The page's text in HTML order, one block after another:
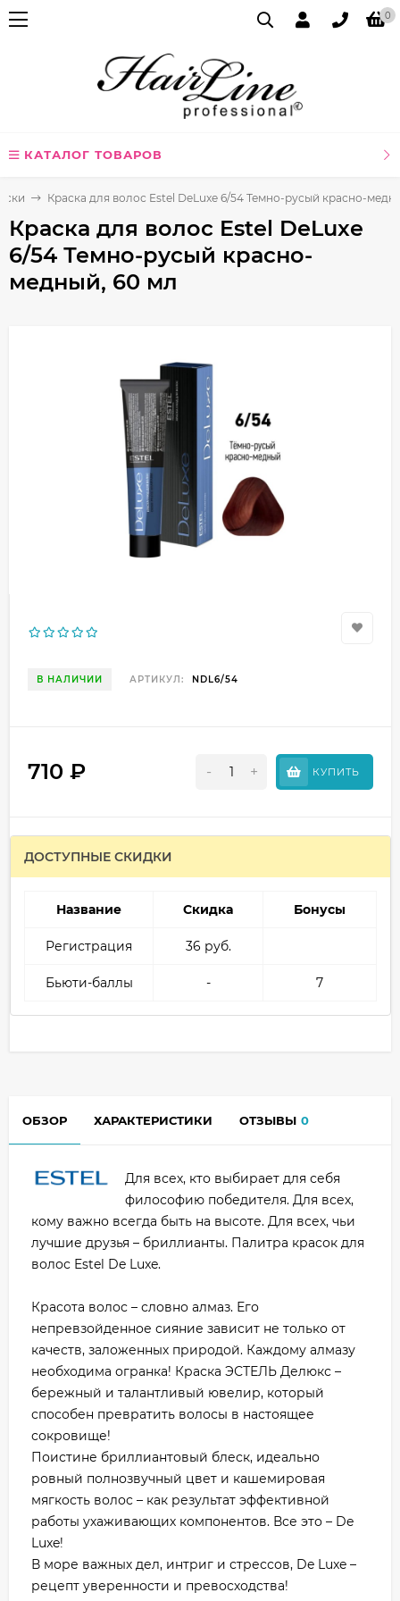
0
КАТАЛОГ ТОВАРОВ
Краска для волос Estel DeLuxe 6/54 Темно-русый красно-
Краска для волос Estel DeLuxe
6/54 Темно-русый красно-
медный, 60 мл
В НАЛИЧИИ АРТИКУЛ: NDL6/54
710 ₽ - + КУПИТЬ
ДОСТУПНЫЕ СКИДКИ
Название Скидка Бонусы
Регистрация 36 руб.
Бьюти-баллы - 7
ОБЗОР ХАРАКТЕРИСТИКИ ОТЗЫВЫ 0
Для всех, кто выбирает для себя
философию победителя. Для всех,
кому важно всегда быть на высоте. Для всех, чьи
лучшие друзья – бриллианты. Палитра красок для
волос Estel De Luxe.
Красота волос – словно алмаз. Его
непревзойденное сияние зависит не только от
качеств, заложенных природой. Каждому алмазу
необходима огранка! Краска ЭСТЕЛЬ Делюкс –
бережный и талантливый ювелир, который
способен превратить волосы в настоящее
сокровище!
Поистине бриллиантовый блеск, идеально
ровный полнозвучный цвет и кашемировая
мягкость волос – как результат эффективной
работы ухаживающих компонентов. Все это – De
Luxe!
В море важных дел, интриг и стрессов, De Luxe –
рецепт уверенности и превосходства!